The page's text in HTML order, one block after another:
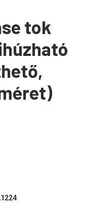
tok